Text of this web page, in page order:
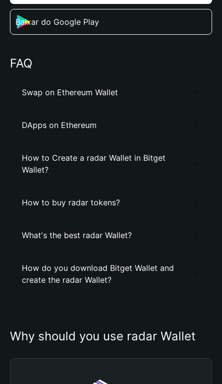
Baixar do Google Play
FAQ
Swap on Ethereum Wallet
DApps on Ethereum
How to Create a radar Wallet in Bitget
Wallet?
How to buy radar tokens?
What's the best radar Wallet?
How do you download Bitget Wallet and
create the radar Wallet?
Why should you use radar Wallet